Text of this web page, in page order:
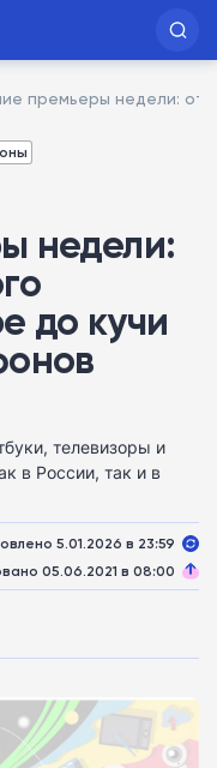
премьеры недели: от
недели:
до кучи
телевизоры и
в России, так и в
5.01.2026 в 23:59
05.06.2021 в 08:00